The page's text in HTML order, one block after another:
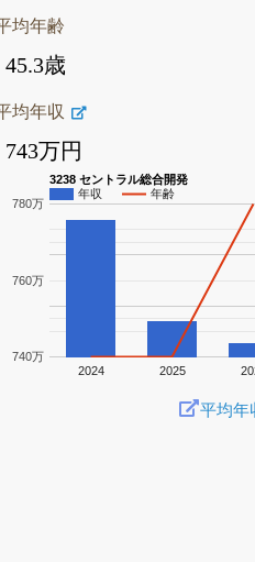
均年齢
45.3歳
均年収
743万円
3238 セントラル総合開発
年収
年齢
2024 2025
740万
760万
780万
平均年